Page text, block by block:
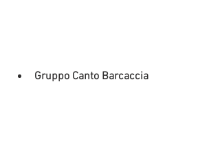
Gruppo Canto Barcaccia